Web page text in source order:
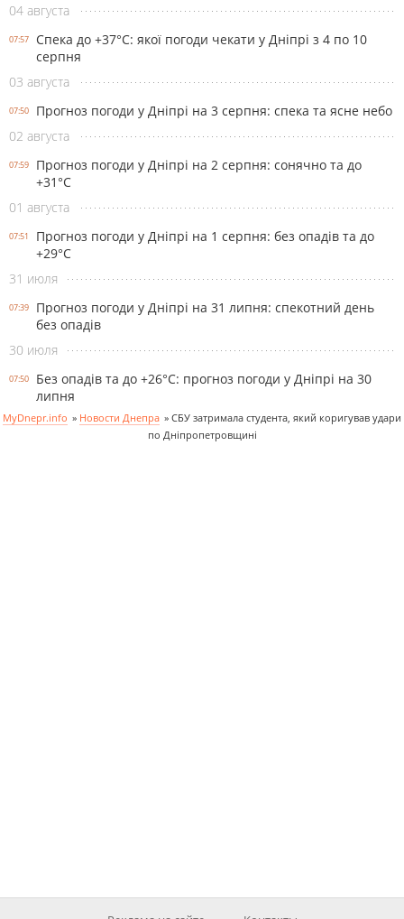
04 августа
07:57
Спека до +37°С: якої погоди чекати у Дніпрі з 4 по 10
серпня
03 августа
07:50
Прогноз погоди у Дніпрі на 3 серпня: спека та ясне небо
02 августа
07:59
Прогноз погоди у Дніпрі на 2 серпня: сонячно та до
+31°С
01 августа
07:51
Прогноз погоди у Дніпрі на 1 серпня: без опадів та до
+29°С
31 июля
07:39
Прогноз погоди у Дніпрі на 31 липня: спекотний день
без опадів
30 июля
07:50
Без опадів та до +26°С: прогноз погоди у Дніпрі на 30
липня
MyDnepr.info » Новости Днепра » СБУ затримала студента, який коригував удари
по Дніпропетровщині